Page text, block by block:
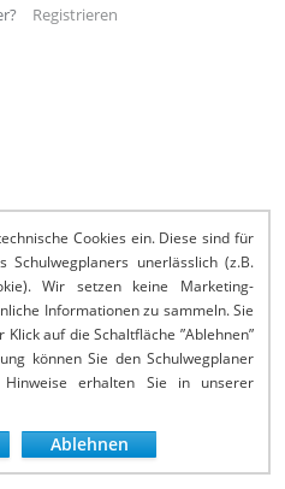
Registrieren
Cookies ein. Diese sind für
unerlässlich (z.B.
Wir setzen keine Marketing-
Informationen zu sammeln. Sie
auf die Schaltfläche ”Ablehnen”
können Sie den Schulwegplaner
erhalten Sie in unserer
Ablehnen